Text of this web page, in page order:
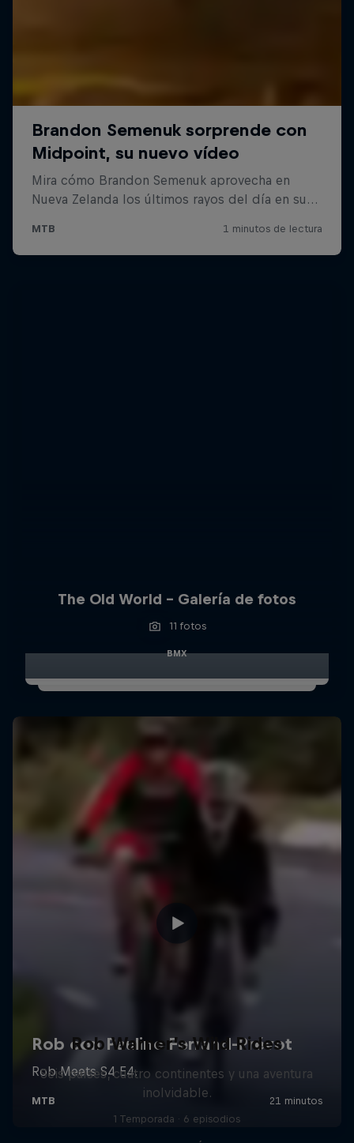
The Old World – Galería de fotos
11 fotos
BMX
Rob Warner’s Wild Rides
Seis países, cuatro continentes y una aventura
inolvidable.
1 Temporada · 6 episodios